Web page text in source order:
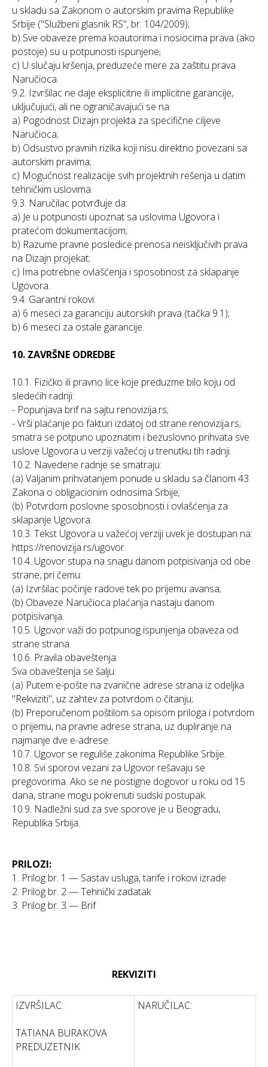
u skladu sa Zakonom o autorskim pravima Republike
Srbije ("Službeni glasnik RS", br. 104/2009);
b) Sve obaveze prema koautorima i nosiocima prava (ako
postoje) su u potpunosti ispunjene;
c) U slučaju kršenja, preduzeće mere za zaštitu prava
Naručioca.
9.2. Izvršilac ne daje eksplicitne ili implicitne garancije,
uključujući, ali ne ograničavajući se na:
a) Pogodnost Dizajn projekta za specifične ciljeve
Naručioca;
b) Odsustvo pravnih rizika koji nisu direktno povezani sa
autorskim pravima;
c) Mogućnost realizacije svih projektnih rešenja u datim
tehničkim uslovima.
9.3. Naručilac potvrđuje da:
a) Je u potpunosti upoznat sa uslovima Ugovora i
pratećom dokumentacijom;
b) Razume pravne posledice prenosa neisključivih prava
na Dizajn projekat;
c) Ima potrebne ovlašćenja i sposobnost za sklapanje
Ugovora.
9.4. Garantni rokovi:
a) 6 meseci za garanciju autorskih prava (tačka 9.1);
b) 6 meseci za ostale garancije.
10. ZAVRŠNE ODREDBE
10.1. Fizičko ili pravno lice koje preduzme bilo koju od
sledećih radnji:
- Popunjava brif na sajtu renovizija.rs;
- Vrši plaćanje po fakturi izdatoj od strane renovizija.rs;
smatra se potpuno upoznatim i bezuslovno prihvata sve
uslove Ugovora u verziji važećoj u trenutku tih radnji.
10.2. Navedene radnje se smatraju:
(a) Valjanim prihvatanjem ponude u skladu sa članom 43
Zakona o obligacionim odnosima Srbije;
(b) Potvrdom poslovne sposobnosti i ovlašćenja za
sklapanje Ugovora.
10.3. Tekst Ugovora u važećoj verziji uvek je dostupan na:
https://renovizija.rs/ugovor.
10.4. Ugovor stupa na snagu danom potpisivanja od obe
strane, pri čemu:
(a) Izvršilac počinje radove tek po prijemu avansa;
(b) Obaveze Naručioca plaćanja nastaju danom
potpisivanja.
10.5. Ugovor važi do potpunog ispunjenja obaveza od
strane strana.
10.6. Pravila obaveštenja:
Sva obaveštenja se šalju:
(a) Putem e-pošte na zvanične adrese strana iz odeljka
"Rekviziti", uz zahtev za potvrdom o čitanju;
(b) Preporučenom poštilom sa opisom priloga i potvrdom
o prijemu, na pravne adrese strana, uz dupliranje na
najmanje dve e-adrese.
10.7. Ugovor se reguliše zakonima Republike Srbije.
10.8. Svi sporovi vezani za Ugovor rešavaju se
pregovorima. Ako se ne postigne dogovor u roku od 15
dana, strane mogu pokrenuti sudski postupak.
10.9. Nadležni sud za sve sporove je u Beogradu,
Republika Srbija.
PRILOZI:
1. Prilog br. 1 — Sastav usluga, tarife i rokovi izrade
2. Prilog br. 2 — Tehnički zadatak
3. Prilog br. 3 — Brif
REKVIZITI
IZVRŠILAC:
TATIANA BURAKOVA
PREDUZETNIK
NARUČILAC: